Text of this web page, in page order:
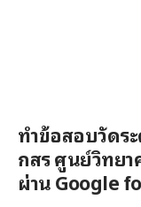
ทำข้อสอบวัดร
กสร ศูนย์วิทยา
ผ่าน Google